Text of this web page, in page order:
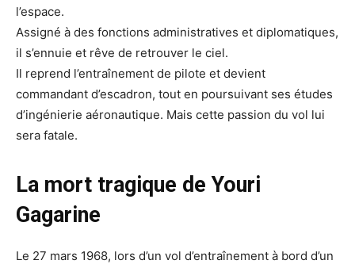
l’espace.
Assigné à des fonctions administratives et diplomatiques,
il s’ennuie et rêve de retrouver le ciel.
Il reprend l’entraînement de pilote et devient
commandant d’escadron, tout en poursuivant ses études
d’ingénierie aéronautique. Mais cette passion du vol lui
sera fatale.
La mort tragique de Youri
Gagarine
Le 27 mars 1968, lors d’un vol d’entraînement à bord d’un